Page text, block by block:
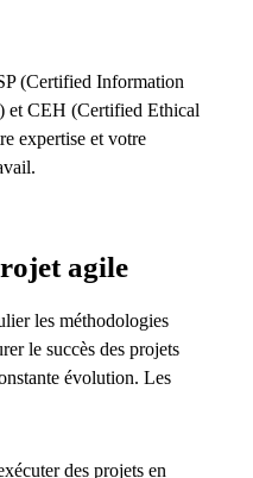
(Certified Information
et CEH (Certified Ethical
expertise et votre
agile
les méthodologies
le succès des projets
évolution. Les
des projets en